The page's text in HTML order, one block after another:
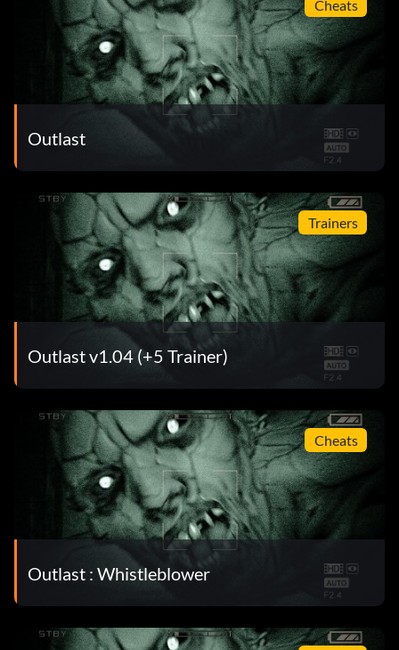
Cheats
Outlast
Trainers
Outlast v1.04 (+5 Trainer)
Cheats
Outlast : Whistleblower